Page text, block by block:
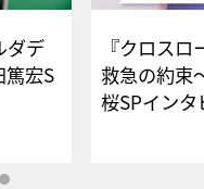
ダデ
篤宏S
ー
『クロス
救急の約束
桜SPイ